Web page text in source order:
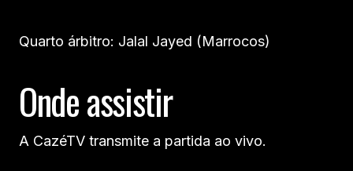
Quarto árbitro: Jalal Jayed (Marrocos)
Onde assistir
A CazéTV transmite a partida ao vivo.